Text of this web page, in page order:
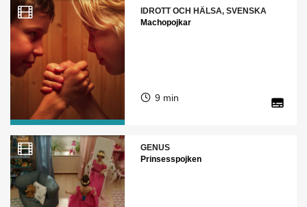
IDROTT OCH HÄLSA, SVENSKA
Machopojkar
9 min
GENUS
Prinsesspojken